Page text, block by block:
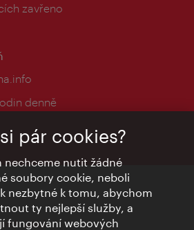
zavřeno
denně
údajů
pár cookies?
nechceme nutit žádné
soubory cookie, neboli
nezbytné k tomu, abychom
ty nejlepší služby, a
fungování webových